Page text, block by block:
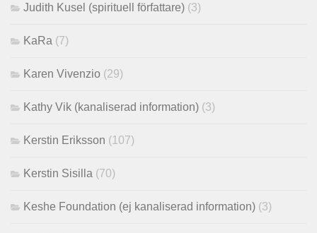
Judith Kusel (spirituell författare) (3)
KaRa (7)
Karen Vivenzio (29)
Kathy Vik (kanaliserad information) (3)
Kerstin Eriksson (107)
Kerstin Sisilla (70)
Keshe Foundation (ej kanaliserad information) (3)